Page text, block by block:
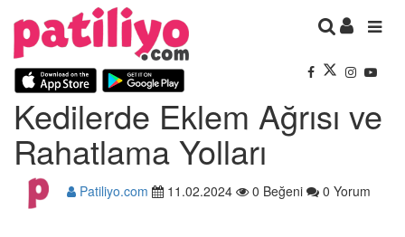
Kedilerde Eklem Ağrısı ve
Rahatlama Yolları
Patiliyo.com 11.02.2024 0 Beğeni 0 Yorum